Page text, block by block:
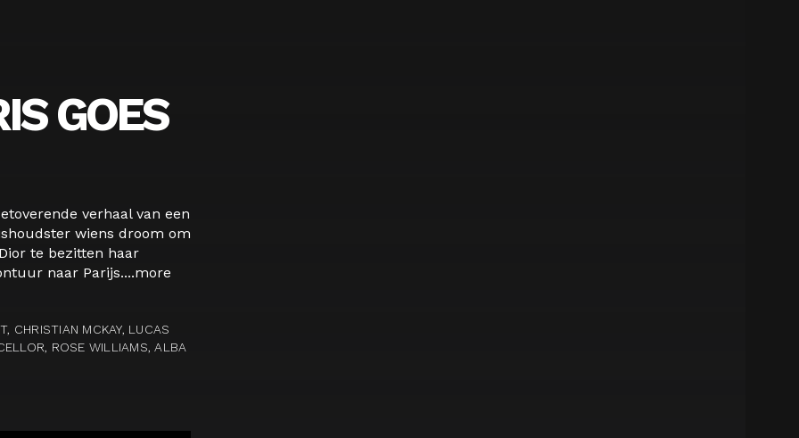
GOES
verhaal van een
wiens droom om
te bezitten haar
naar Parijs....more
CHRISTIAN MCKAY, LUCAS
ROSE WILLIAMS, ALBA